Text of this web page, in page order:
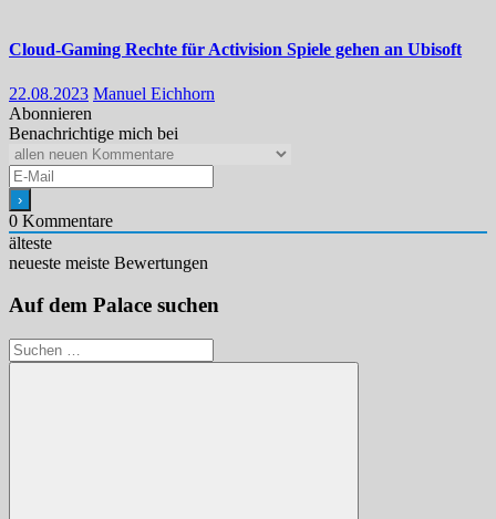
Cloud-Gaming Rechte für Activision Spiele gehen an Ubisoft
22.08.2023 Manuel Eichhorn
Abonnieren
Benachrichtige mich bei
0 Kommentare
älteste
neueste meiste Bewertungen
Auf dem Palace suchen
Suchen
nach: